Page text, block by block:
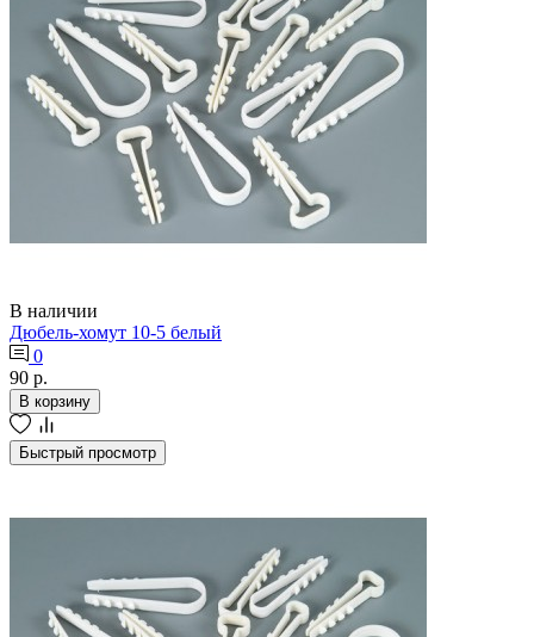
В наличии
Дюбель-хомут 10-5 белый
0
90 р.
В корзину
Быстрый просмотр